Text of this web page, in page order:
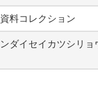
料コレクション
ダイセイカツシリ